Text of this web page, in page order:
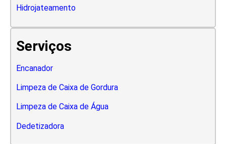
Hidrojateamento
Serviços
Encanador
Limpeza de Caixa de Gordura
Limpeza de Caixa de Água
Dedetizadora